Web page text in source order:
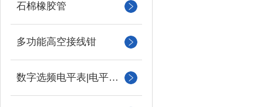
石棉橡胶管
多功能高空接线钳
数字选频电平表|电平振荡器